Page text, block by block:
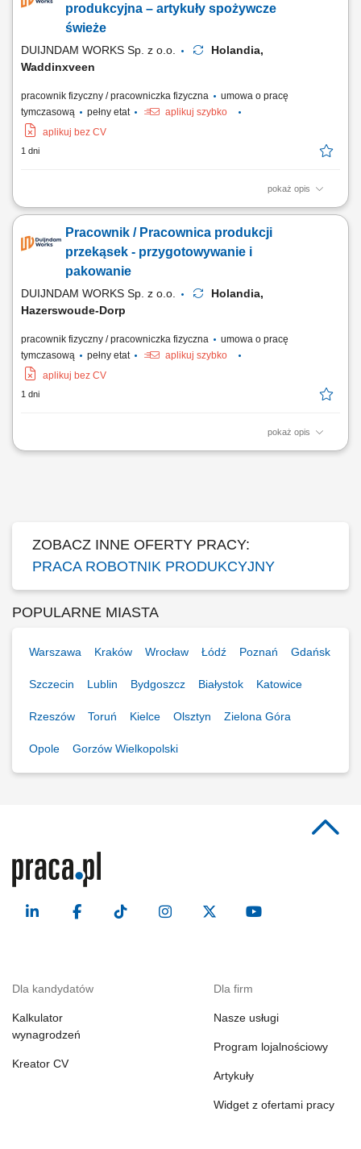
klienta w Waddinxveen poszukujemy zmotywowanych osób do pracy w
dziale kontroli jakości oraz pakowania...
produkcyjna – artykuły spożywcze
świeże
DUIJNDAM WORKS Sp. z o.o.
Holandia,
Waddinxveen
pracownik fizyczny / pracowniczka fizyczna
umowa o pracę
tymczasową
pełny etat
aplikuj szybko
aplikuj bez CV
1 dni
pokaż opis
Zadania Ocena jakościowa dostarczanych warzyw i owoców oraz ich
opakowaniach docelowych; Prace magazynowe związane z
układaniem palet oraz pojemników z towarem; Współpraca w zespole
przy realizowaniu dziennych planów wysyłkowych;
Pracownik / Pracownica produkcji
przekąsek - przygotowywanie i
pakowanie
DUIJNDAM WORKS Sp. z o.o.
Holandia,
Hazerswoude-Dorp
pracownik fizyczny / pracowniczka fizyczna
umowa o pracę
tymczasową
pełny etat
aplikuj szybko
aplikuj bez CV
1 dni
pokaż opis
Kogo szukamy? Czy chcesz pracować w firmie produkującej różnego
ZOBACZ INNE OFERTY PRACY:
PRACA ROBOTNIK PRODUKCYJNY
POPULARNE MIASTA
Warszawa Kraków Wrocław Łódź Poznań Gdańsk
Szczecin Lublin Bydgoszcz Białystok Katowice
Rzeszów Toruń Kielce Olsztyn Zielona Góra
Opole Gorzów Wielkopolski
Dla kandydatów
Kalkulator
wynagrodzeń
Kreator CV
Dla firm
Nasze usługi
Program lojalnościowy
Artykuły
Widget z ofertami pracy